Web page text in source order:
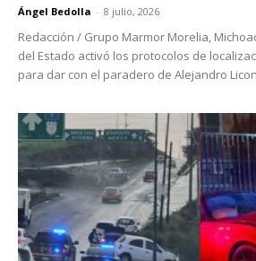
Ángel Bedolla - 8 julio, 2026
Redacción / Grupo Marmor Morelia,
del Estado activó los protocolos de
para dar con el paradero de Alejandro